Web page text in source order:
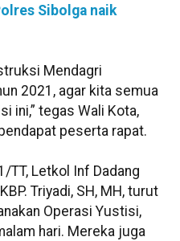
Sibolga naik
Mendagri
2021, agar kita semua
ini,” tegas Wali Kota,
peserta rapat.
TT, Letkol Inf Dadang
Triyadi, SH, MH, turut
Operasi Yustisi,
hari. Mereka juga